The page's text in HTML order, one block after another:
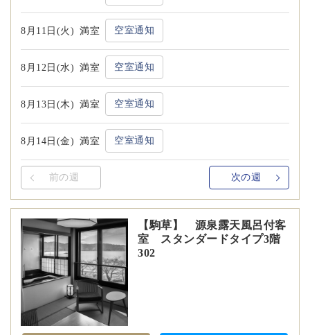
8月11日(火) 満室 空室通知
8月12日(水) 満室 空室通知
8月13日(木) 満室 空室通知
8月14日(金) 満室 空室通知
前の週 次の週
【駒草】 源泉露天風呂付客
室 スタンダードタイプ3階
302